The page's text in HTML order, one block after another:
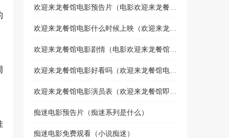
痴迷电影预告片（痴迷系列是什么）
痴迷电影免费观看（小说痴迷）